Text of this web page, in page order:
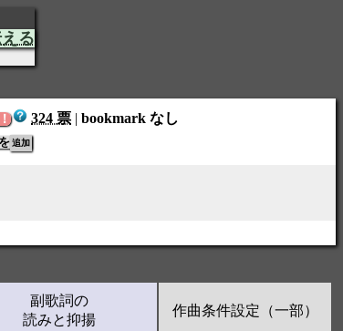
る
324 票 | bookmark なし
を
副歌詞の
読みと抑揚
作曲条件設定（一部）